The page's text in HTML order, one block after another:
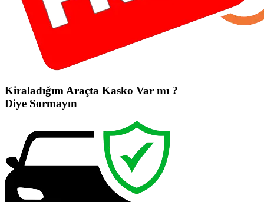
Kiraladığım Araçta Kasko Var mı ?
Diye Sormayın